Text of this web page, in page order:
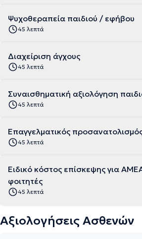
Ψυχοθεραπεία παιδιού / εφήβου
45 λεπτά
Διαχείριση άγχους
45 λεπτά
Συναισθηματική αξιολόγηση
45 λεπτά
Επαγγελματικός
45 λεπτά
Ειδικό κόστος επίσκεψης για
φοιτητές
45 λεπτά
Αξιολογήσεις Ασθενών